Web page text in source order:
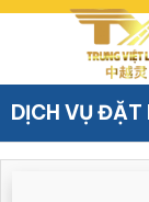
DỊCH VỤ ĐẶT